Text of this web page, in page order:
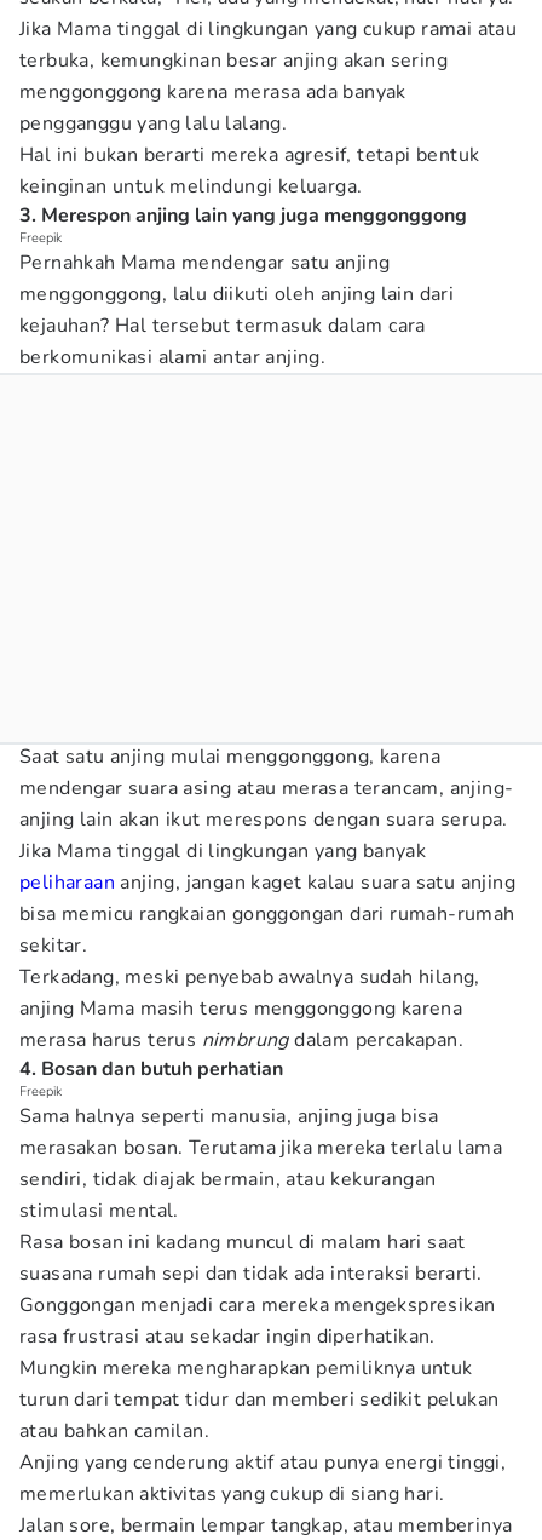
Jika Mama tinggal di lingkungan yang cukup ramai atau
terbuka, kemungkinan besar anjing akan sering
menggonggong karena merasa ada banyak
pengganggu yang lalu lalang.
Hal ini bukan berarti mereka agresif, tetapi bentuk
keinginan untuk melindungi keluarga.
3. Merespon anjing lain yang juga menggonggong
Freepik
Pernahkah Mama mendengar satu anjing
menggonggong, lalu diikuti oleh anjing lain dari
kejauhan? Hal tersebut termasuk dalam cara
berkomunikasi alami antar anjing.
Saat satu anjing mulai menggonggong, karena
mendengar suara asing atau merasa terancam, anjing-
anjing lain akan ikut merespons dengan suara serupa.
Jika Mama tinggal di lingkungan yang banyak
peliharaan anjing, jangan kaget kalau suara satu anjing
bisa memicu rangkaian gonggongan dari rumah-rumah
sekitar.
Terkadang, meski penyebab awalnya sudah hilang,
anjing Mama masih terus menggonggong karena
merasa harus terus nimbrungdalam percakapan.
4. Bosan dan butuh perhatian
Freepik
Sama halnya seperti manusia, anjing juga bisa
merasakan bosan. Terutama jika mereka terlalu lama
sendiri, tidak diajak bermain, atau kekurangan
stimulasi mental.
Rasa bosan ini kadang muncul di malam hari saat
suasana rumah sepi dan tidak ada interaksi berarti.
Gonggongan menjadi cara mereka mengekspresikan
rasa frustrasi atau sekadar ingin diperhatikan.
Mungkin mereka mengharapkan pemiliknya untuk
turun dari tempat tidur dan memberi sedikit pelukan
atau bahkan camilan.
Anjing yang cenderung aktif atau punya energi tinggi,
memerlukan aktivitas yang cukup di siang hari.
Jalan sore, bermain lempar tangkap, atau memberinya